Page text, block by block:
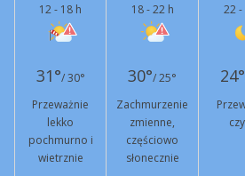
12 - 18 h
18 - 22 h
22 -
31°/ 30° 30°/ 25° 24°
Przeważnie
lekko
pochmurno i
wietrznie
Zachmurzenie
zmienne,
częściowo
słonecznie